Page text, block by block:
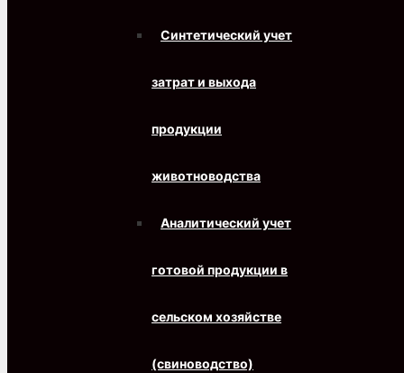
Синтетический учет
затрат и выхода
продукции
животноводства
Аналитический учет
готовой продукции в
сельском хозяйстве
(свиноводство)